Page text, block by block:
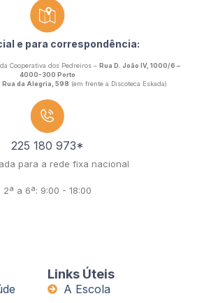
Links Úteis
A Escola
e para correspondência:
Cooperativa dos Pedreiros – Rua D. João IV, 1000/6 –
4000-300 Porto
Rua da Alegria, 598 (em frente à Discoteca Eskada)
225 180 973*
para a rede fixa nacional
2ª a 6ª: 9:00 - 18:00